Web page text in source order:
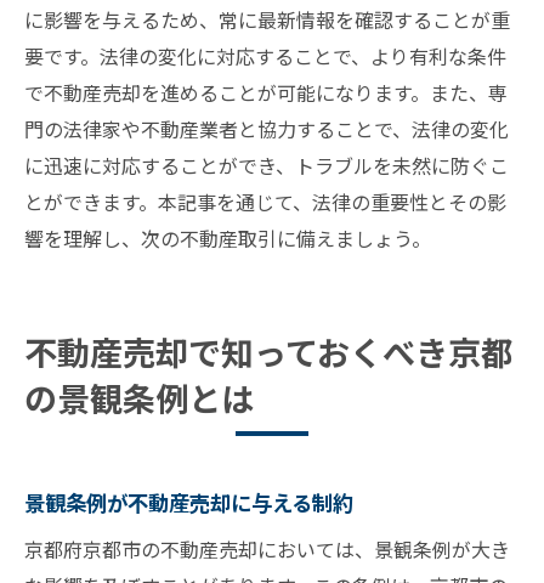
に影響を与えるため、常に最新情報を確認することが重
要です。法律の変化に対応することで、より有利な条件
で不動産売却を進めることが可能になります。また、専
門の法律家や不動産業者と協力することで、法律の変化
に迅速に対応することができ、トラブルを未然に防ぐこ
とができます。本記事を通じて、法律の重要性とその影
響を理解し、次の不動産取引に備えましょう。
不動産売却で知っておくべき京都
の景観条例とは
景観条例が不動産売却に与える制約
京都府京都市の不動産売却においては、景観条例が大き